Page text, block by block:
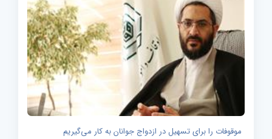
موقوفات را برای تسهیل در ازدواج جوانان به کار می‌گیریم